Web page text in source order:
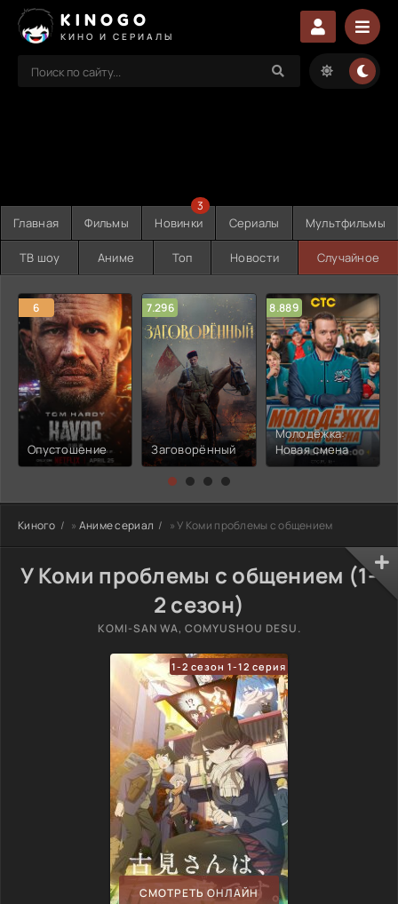
KINOGO
КИНО И СЕРИАЛЫ
Главная Фильмы Новинки
3
Сериалы Мультфильмы
ТВ шоу Аниме Топ Новости Случайное
6
Опустошение
7.296
Заговорённый
8.889
Молодёжка:
Новая смена
Киного » Аниме сериал » У Коми проблемы с общением
У Коми проблемы с общением (1-
2 сезон)
KOMI-SAN WA, COMYUSHOU DESU.
1-2 сезон 1-12 серия
СМОТРЕТЬ ОНЛАЙН